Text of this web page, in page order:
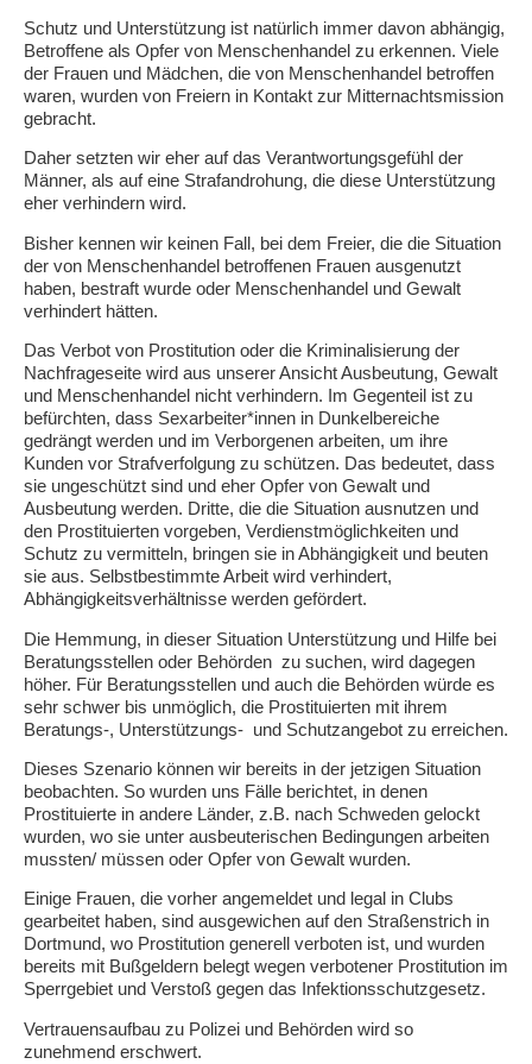
Schutz und Unterstützung ist natürlich immer davon abhängig,
Betroffene als Opfer von Menschenhandel zu erkennen. Viele
der Frauen und Mädchen, die von Menschenhandel betroffen
waren, wurden von Freiern in Kontakt zur Mitternachtsmission
gebracht.
Daher setzten wir eher auf das Verantwortungsgefühl der
Männer, als auf eine Strafandrohung, die diese Unterstützung
eher verhindern wird.
Bisher kennen wir keinen Fall, bei dem Freier, die die Situation
der von Menschenhandel betroffenen Frauen ausgenutzt
haben, bestraft wurde oder Menschenhandel und Gewalt
verhindert hätten.
Das Verbot von Prostitution oder die Kriminalisierung der
Nachfrageseite wird aus unserer Ansicht Ausbeutung, Gewalt
und Menschenhandel nicht verhindern. Im Gegenteil ist zu
befürchten, dass Sexarbeiter*innen in Dunkelbereiche
gedrängt werden und im Verborgenen arbeiten, um ihre
Kunden vor Strafverfolgung zu schützen. Das bedeutet, dass
sie ungeschützt sind und eher Opfer von Gewalt und
Ausbeutung werden. Dritte, die die Situation ausnutzen und
den Prostituierten vorgeben, Verdienstmöglichkeiten und
Schutz zu vermitteln, bringen sie in Abhängigkeit und beuten
sie aus. Selbstbestimmte Arbeit wird verhindert,
Abhängigkeitsverhältnisse werden gefördert.
Die Hemmung, in dieser Situation Unterstützung und Hilfe bei
Beratungsstellen oder Behörden zu suchen, wird dagegen
höher. Für Beratungsstellen und auch die Behörden würde es
sehr schwer bis unmöglich, die Prostituierten mit ihrem
Beratungs-, Unterstützungs- und Schutzangebot zu erreichen.
Dieses Szenario können wir bereits in der jetzigen Situation
beobachten. So wurden uns Fälle berichtet, in denen
Prostituierte in andere Länder, z.B. nach Schweden gelockt
wurden, wo sie unter ausbeuterischen Bedingungen arbeiten
mussten/ müssen oder Opfer von Gewalt wurden.
Einige Frauen, die vorher angemeldet und legal in Clubs
gearbeitet haben, sind ausgewichen auf den Straßenstrich in
Dortmund, wo Prostitution generell verboten ist, und wurden
bereits mit Bußgeldern belegt wegen verbotener Prostitution im
Sperrgebiet und Verstoß gegen das Infektionsschutzgesetz.
Vertrauensaufbau zu Polizei und Behörden wird so
zunehmend erschwert.